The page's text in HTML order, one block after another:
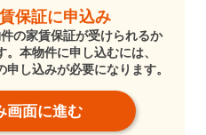
保証に申込み
の家賃保証が受けられるか
本物件に申し込むには、
申し込みが必要になります。
画面に進む